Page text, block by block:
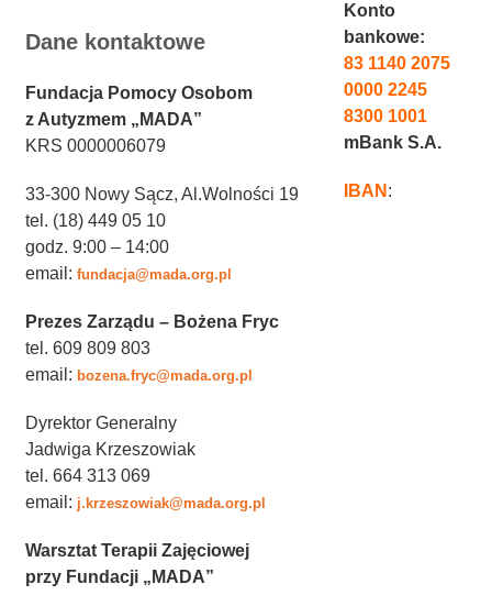
Dane kontaktowe
Fundacja Pomocy Osobom
z Autyzmem „MADA”
KRS 0000006079
33-300 Nowy Sącz, Al.Wolności 19
tel. (18) 449 05 10
godz. 9:00 – 14:00
email:fundacja@mada.org.pl
Prezes Zarządu – Bożena Fryc
tel. 609 809 803
email: bozena.fryc@mada.org.pl
Dyrektor Generalny
Jadwiga Krzeszowiak
tel. 664 313 069
email: j.krzeszowiak@mada.org.pl
Warsztat Terapii Zajęciowej
przy Fundacji „MADA”
Konto
bankowe:
83 1140 2075
0000 2245
8300 1001
mBank S.A.
IBAN :